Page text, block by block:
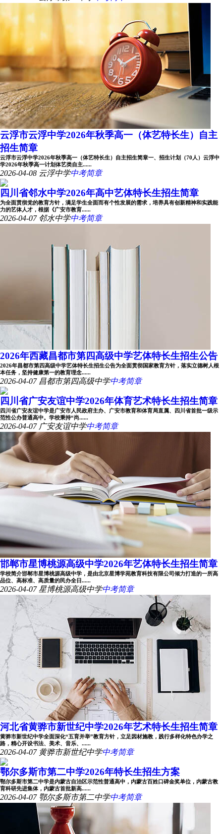
云浮市云浮中学2026年秋季高一（体艺特长生）自主
招生简章
云浮市云浮中学2026年秋季高一（体艺特长生）自主招生简章一、招生计划（70人）云浮中
学2026年秋季高一计划体艺类自主......
2026-04-08 云浮中学中考简章
四川省邻水中学2026年高中艺体特长生招生简章
为全面贯彻党的教育方针，满足学生全面而有个性发展的需求，培养具有创新精神和实践能
力的艺体人才，根据《广安市教育......
2026-04-07 邻水中学中考简章
2026年西藏昌都市第四高级中学艺体特长生招生公告
2026年昌都市第四高级中学艺体特长生招生公告为全面贯彻国家教育方针，落实立德树人根
本任务，坚持健康第一的教育理念......
2026-04-07 昌都市第四高级中学中考简章
四川省广安友谊中学2026年体育艺术特长生招生简章
四川省广安友谊中学是广安市人民政府主办、广安市教育和体育局直属、四川省首批一级示
范性公办普通高中。学校秉持“尚......
2026-04-07 广安友谊中学中考简章
邯郸市星博桃源高级中学2026年艺体特长生招生简章
学校简介邯郸市星博桃源高级中学，是由北京星博学苑教育科技有限公司倾力打造的一所高
品位、高标准、高质量的民办全日......
2026-04-07 星博桃源高级中学中考简章
河北省黄骅市新世纪中学2026年艺术特长生招生简章
黄骅市新世纪中学全面深化“五育并举”教育方针，立足因材施教，践行多样化特色办学之
路，精心开设书法、美术、音乐、......
2026-04-07 黄骅市新世纪中学中考简章
鄂尔多斯市第二中学2026年特长生招生方案
鄂尔多斯市第二中学是内蒙古自治区示范性普通高中，内蒙古百姓口碑金奖单位，内蒙古教
育科研先进集体，内蒙古首批新高......
2026-04-07 鄂尔多斯市第二中学中考简章